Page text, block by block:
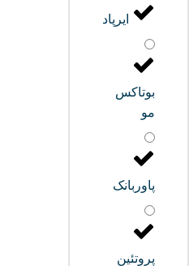
ایرپاد
بوتاکس
مو
پاوربانک
پروتئین